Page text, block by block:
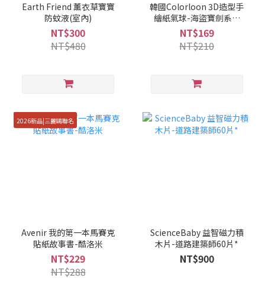
Earth Friend 薰衣草寶寶
防蚊液(室內)
NT$300
NT$480
韓國Colorloon 3D造型手
繪紙氣球-海盜寶劍系列
(盒裝)
NT$169
NT$210
2026新品|三麗鷗聯名
Avenir 我的第一本馬賽克
貼紙故事書-酷洛米
NT$229
NT$288
ScienceBaby 益智磁力積
木片-道路建築師60片*
NT$900